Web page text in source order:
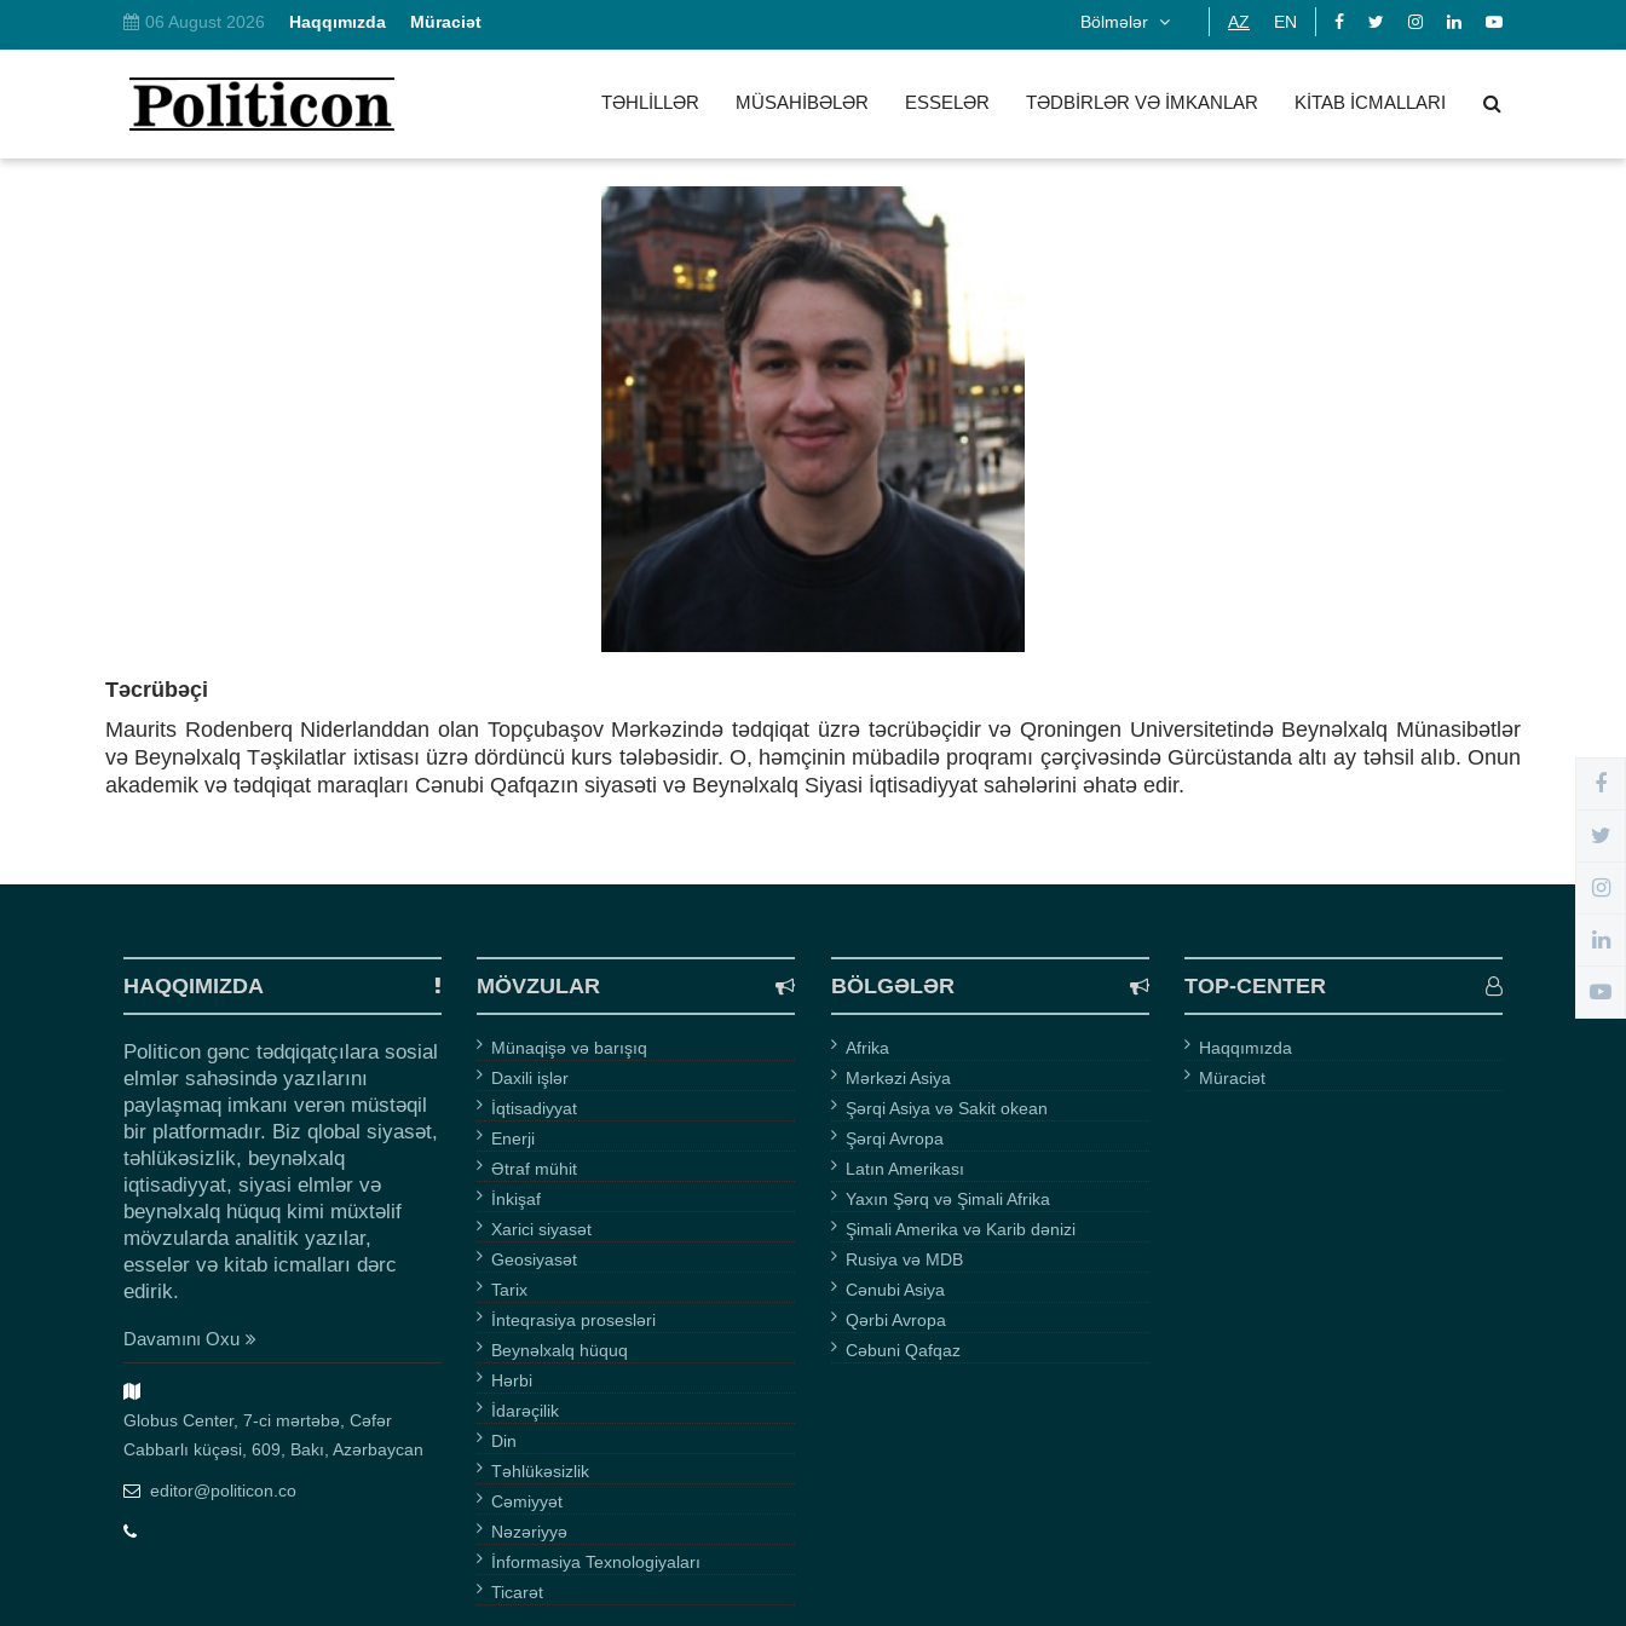
06 August 2026 Haqqımızda Müraciət Bölmələr AZ EN
TƏHLİLLƏR MÜSAHİBƏLƏR ESSELƏR TƏDBİRLƏR VƏ İMKANLAR KİTAB İCMALLARI
Təcrübəçi
Maurits Rodenberq Niderlanddan olan Topçubaşov Mərkəzində tədqiqat üzrə təcrübəçidir və Qroningen Universitetində Beynəlxalq Münasibətlər
və Beynəlxalq Təşkilatlar ixtisası üzrə dördüncü kurs tələbəsidir. O, həmçinin mübadilə proqramı çərçivəsində Gürcüstanda altı ay təhsil alıb. Onun
akademik və tədqiqat maraqları Cənubi Qafqazın siyasəti və Beynəlxalq Siyasi İqtisadiyyat sahələrini əhatə edir.
HAQQIMIZDA
Politicon gənc tədqiqatçılara sosial
elmlər sahəsində yazılarını
paylaşmaq imkanı verən müstəqil
bir platformadır. Biz qlobal siyasət,
təhlükəsizlik, beynəlxalq
iqtisadiyyat, siyasi elmlər və
beynəlxalq hüquq kimi müxtəlif
mövzularda analitik yazılar,
esselər və kitab icmalları dərc
edirik.
Davamını Oxu
Globus Center, 7-ci mərtəbə, Cəfər
Cabbarlı küçəsi, 609, Bakı, Azərbaycan
editor@politicon.co
MÖVZULAR
Münaqişə və barışıq
Daxili işlər
İqtisadiyyat
Enerji
Ətraf mühit
İnkişaf
Xarici siyasət
Geosiyasət
Tarix
İnteqrasiya prosesləri
Beynəlxalq hüquq
Hərbi
İdarəçilik
Din
Təhlükəsizlik
Cəmiyyət
Nəzəriyyə
İnformasiya Texnologiyaları
Ticarət
BÖLGƏLƏR
Afrika
Mərkəzi Asiya
Şərqi Asiya və Sakit okean
Şərqi Avropa
Latın Amerikası
Yaxın Şərq və Şimali Afrika
Şimali Amerika və Karib dənizi
Rusiya və MDB
Cənubi Asiya
Qərbi Avropa
Cəbuni Qafqaz
TOP-CENTER
Haqqımızda
Müraciət